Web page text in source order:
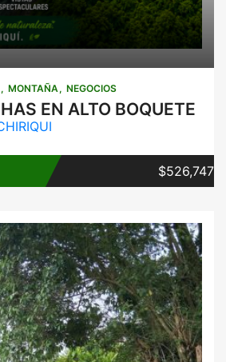
MONTAÑA NEGOCIOS
EN ALTO BOQUETE
$526,747